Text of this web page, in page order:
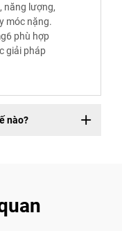
năng lượng,
móc nặng.
phù hợp
giải pháp
nào?